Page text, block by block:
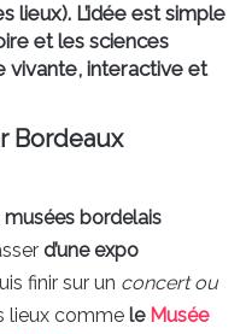
lieux). L’idée est simple
et les sciences
vivante, interactive et
Bordeaux
bordelais
d’une expo
finir sur un concert ou
lieux comme le Musée